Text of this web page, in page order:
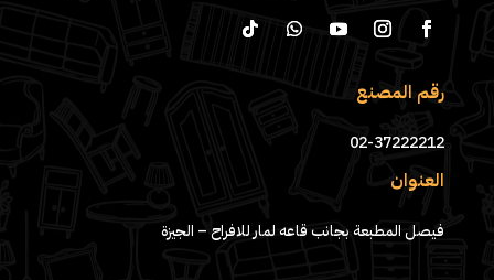
رقم المصنع
02-37222212
العنوان
فيصل المطبعة بجانب قاعه لمار للافراح – الجيزة